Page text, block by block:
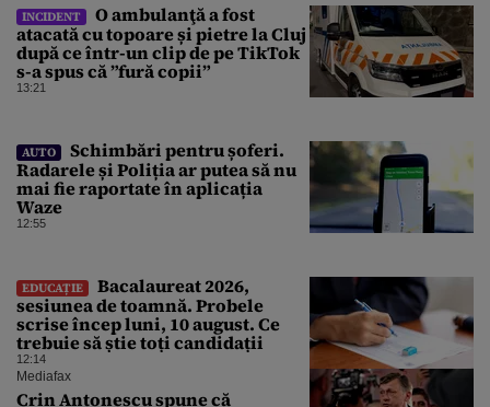
INCIDENT
O ambulanţă a fost
atacată cu topoare și pietre la Cluj
după ce într-un clip de pe TikTok
s-a spus că ”fură copii”
13:21
AUTO
Schimbări pentru șoferi.
Radarele și Poliția ar putea să nu
mai fie raportate în aplicația
Waze
12:55
EDUCAȚIE
Bacalaureat 2026,
sesiunea de toamnă. Probele
scrise încep luni, 10 august. Ce
trebuie să știe toți candidații
12:14
Mediafax
Crin Antonescu spune că